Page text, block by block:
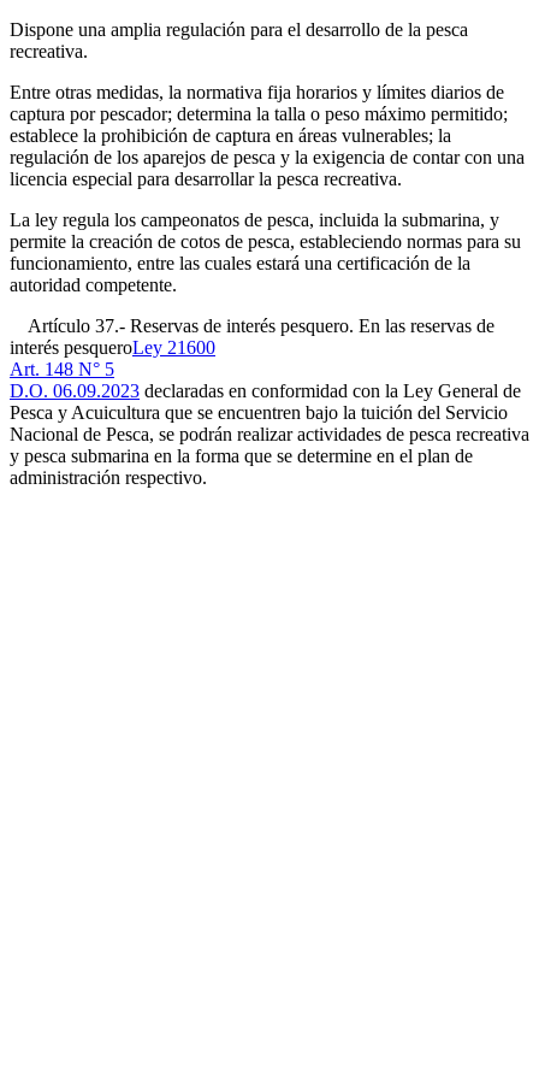
Dispone una amplia regulación para el desarrollo de la pesca
recreativa.
Entre otras medidas, la normativa fija horarios y límites diarios de
captura por pescador; determina la talla o peso máximo permitido;
establece la prohibición de captura en áreas vulnerables; la
regulación de los aparejos de pesca y la exigencia de contar con una
licencia especial para desarrollar la pesca recreativa.
La ley regula los campeonatos de pesca, incluida la submarina, y
permite la creación de cotos de pesca, estableciendo normas para su
funcionamiento, entre las cuales estará una certificación de la
autoridad competente.
Artículo 37.- Reservas de interés pesquero. En las reservas de
interés pesqueroLey 21600
Art. 148 N° 5
D.O. 06.09.2023 declaradas en conformidad con la Ley General de
Pesca y Acuicultura que se encuentren bajo la tuición del Servicio
Nacional de Pesca, se podrán realizar actividades de pesca recreativa
y pesca submarina en la forma que se determine en el plan de
administración respectivo.